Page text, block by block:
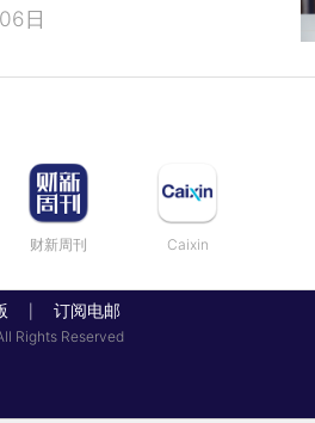
日
财新周刊 Caixin
订阅电邮
Rights Reserved